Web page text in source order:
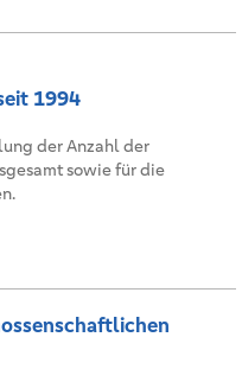
1994
der Anzahl der
sowie für die